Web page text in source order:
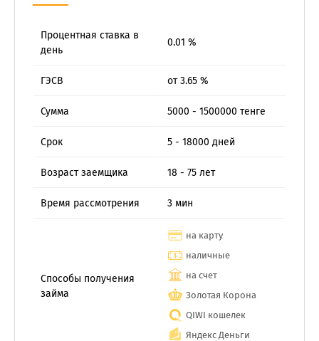
Процентная ставка в
день
0.01 %
ГЭСВ от 3.65 %
Сумма 5000 - 1500000 тенге
Срок 5 - 18000 дней
Возраст заемщика 18 - 75 лет
Время рассмотрения 3 мин
Способы получения
займа
на карту
наличные
на счет
Золотая Корона
QIWI кошелек
Яндекс Деньги